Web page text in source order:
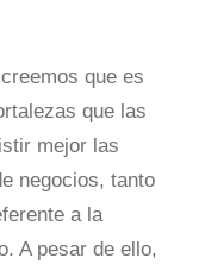
que es
que las
mejor las
negocios, tanto
a la
A pesar de ello,